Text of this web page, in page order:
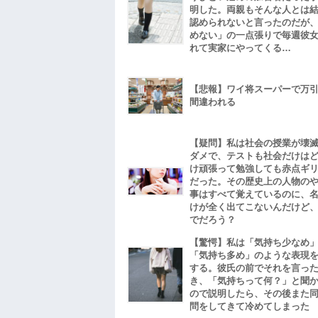
明した。両親もそんな人とは
認められないと言ったのだが
めない」の一点張りで毎週彼
れて実家にやってくる…
【悲報】ワイ将スーパーで万
間違われる
【疑問】私は社会の授業が壊
ダメで、テストも社会だけは
け頑張って勉強しても赤点ギ
だった。その歴史上の人物の
事はすべて覚えているのに、
けが全く出てこないんだけど
でだろう？
【驚愕】私は「気持ち少なめ
「気持ち多め」のような表現
する。彼氏の前でそれを言っ
き、「気持ちって何？」と聞
ので説明したら、その後また
問をしてきて冷めてしまった